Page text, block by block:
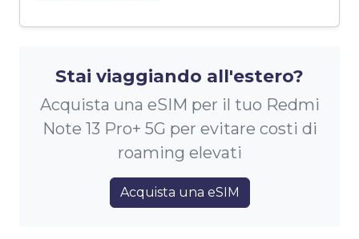
Stai viaggiando all'estero?
Acquista una eSIM per il tuo Redmi
Note 13 Pro+ 5G per evitare costi di
roaming elevati
Acquista una eSIM